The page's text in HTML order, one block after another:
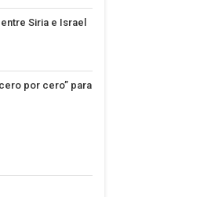
Siria e Israel
por cero” para